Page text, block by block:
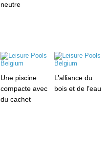
neutre
Une piscine
compacte avec
du cachet
L’alliance du
bois et de l’eau